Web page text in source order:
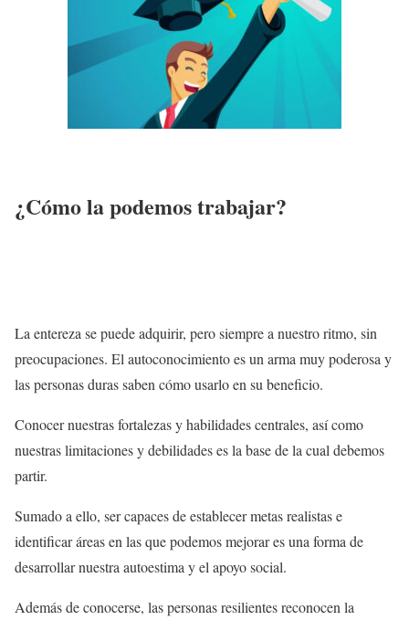
¿Cómo la podemos trabajar?
La entereza se puede adquirir, pero siempre a nuestro ritmo, sin
preocupaciones. El autoconocimiento es un arma muy poderosa y
las personas duras saben cómo usarlo en su beneficio.
Conocer nuestras fortalezas y habilidades centrales, así como
nuestras limitaciones y debilidades es la base de la cual debemos
partir.
Sumado a ello, ser capaces de establecer metas realistas e
identificar áreas en las que podemos mejorar es una forma de
desarrollar nuestra autoestima y el apoyo social.
Además de conocerse, las personas resilientes reconocen la